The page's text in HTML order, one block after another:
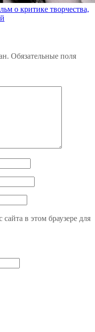
о критике творчества,
Обязательные поля
в этом браузере для